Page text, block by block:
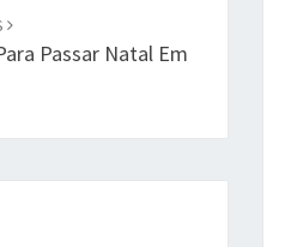
Passar Natal Em